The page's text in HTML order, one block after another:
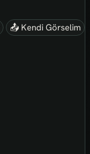
📤 Kendi Görselim